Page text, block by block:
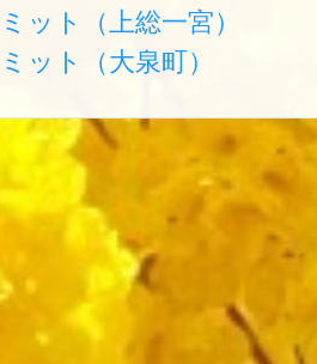
ット（上総一宮）
ット（大泉町）